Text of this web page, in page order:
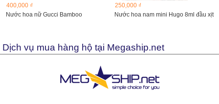
400,000 ₫
Nước hoa nữ Gucci Bamboo
250,000 ₫
Nước hoa nam mini Hugo 8ml đầu xịt
Dịch vụ mua hàng hộ tại Megaship.net